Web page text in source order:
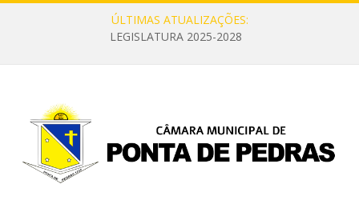
ÚLTIMAS ATUALIZAÇÕES:
LEGISLATURA 2025-2028